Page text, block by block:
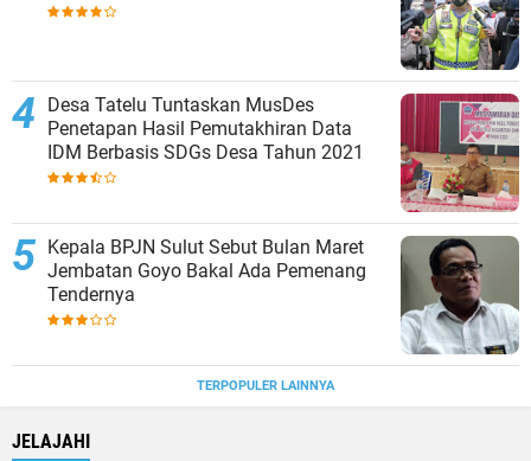
Desa Tatelu Tuntaskan MusDes
Penetapan Hasil Pemutakhiran Data
IDM Berbasis SDGs Desa Tahun 2021
Kepala BPJN Sulut Sebut Bulan Maret
Jembatan Goyo Bakal Ada Pemenang
Tendernya
TERPOPULER LAINNYA
JELAJAHI